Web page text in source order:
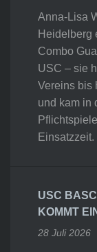
Anna-Lisa
Heidelberg
Combo
USC – sie
Vereins bis
und kam in
USC
KOMMT
28 Juli 2026